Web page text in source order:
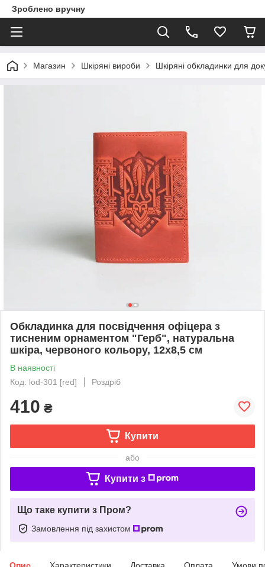
Зроблено вручну
Магазин Шкіряні вироби Шкіряні обкладинки для
Обкладинка для посвідчення офіцера з
тисненим орнаментом "Герб", натуральна
шкіра, червоного кольору, 12х8,5 см
В наявності
Код: lod-301 [red]
Роздріб
410 ₴
Купити
або
Купити з
Що таке купити з Пром?
Замовлення під захистом
Опис Характеристики Доставка Оплата Умови